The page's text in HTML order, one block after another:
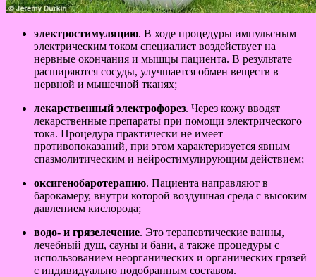
электростимуляцию. В ходе процедуры импульсным
электрическим током специалист воздействует на
нервные окончания и мышцы пациента. В результате
расширяются сосуды, улучшается обмен веществ в
нервной и мышечной тканях;
лекарственный электрофорез. Через кожу вводят
лекарственные препараты при помощи электрического
тока. Процедура практически не имеет
противопоказаний, при этом характеризуется явным
спазмолитическим и нейростимулирующим действием;
оксигенобаротерапию. Пациента направляют в
барокамеру, внутри которой воздушная среда с высоким
давлением кислорода;
водо- и грязелечение. Это терапевтические ванны,
лечебный душ, сауны и бани, а также процедуры с
использованием неорганических и органических грязей
с индивидуально подобранным составом.